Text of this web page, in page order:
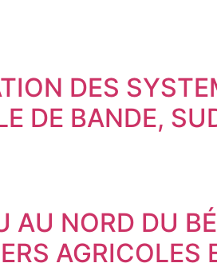
DES
DE BANDE,
AU NORD DU
AGRICOLES